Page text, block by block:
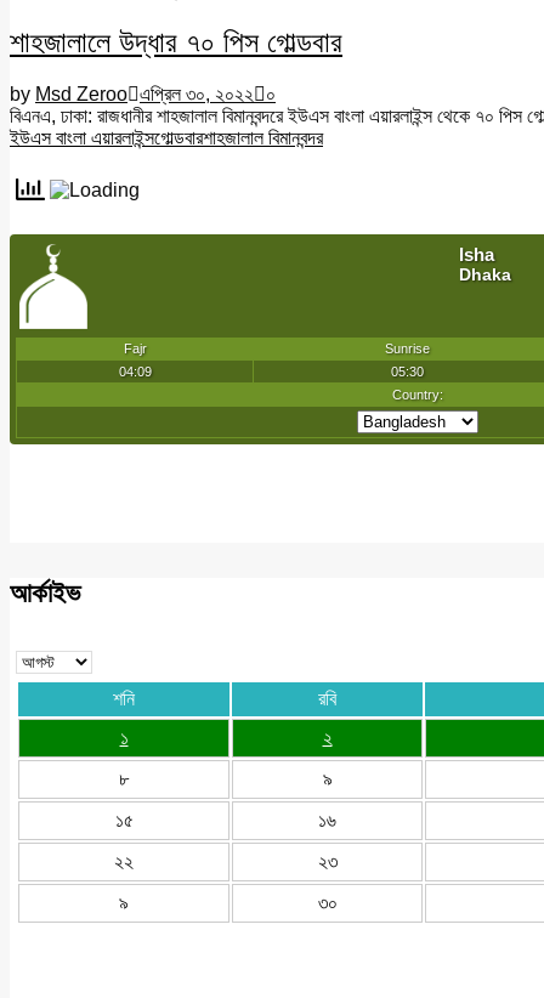
শাহজালালে উদ্ধার ৭০ পিস গোল্ডবার
by Msd Zeroo এপ্রিল ৩০, ২০২২
০
বিএনএ, ঢাকা: রাজধানীর শাহজালাল বিমানবন্দরে ইউএস বাংলা এয়ারলাইন্স থেকে ৭০
ইউএস বাংলা এয়ারলাইন্সগোল্ডবারশাহজালাল বিমানবন্দর
আর্কাইভ
শনি রবি
১
২
৮
৯
১৫
১৬
২২
২৩
৯
৩০